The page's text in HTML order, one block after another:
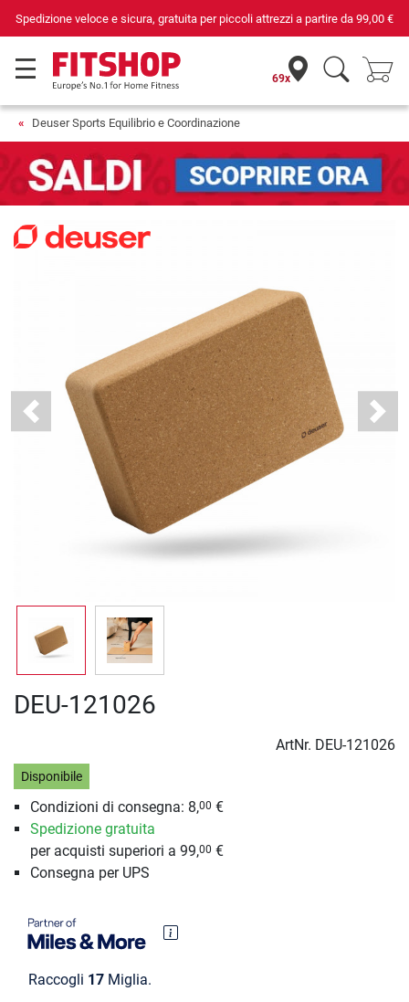
Spedizione veloce e sicura, gratuita per piccoli attrezzi a partire da 99,00 €
69x
Deuser Sports Equilibrio e Coordinazione
Previous Next
DEU-121026
ArtNr. DEU-121026
Disponibile
Condizioni di consegna: 8,00 €
Spedizione gratuita
per acquisti superiori a 99,00 €
Consegna per UPS
Raccogli 17 Miglia.